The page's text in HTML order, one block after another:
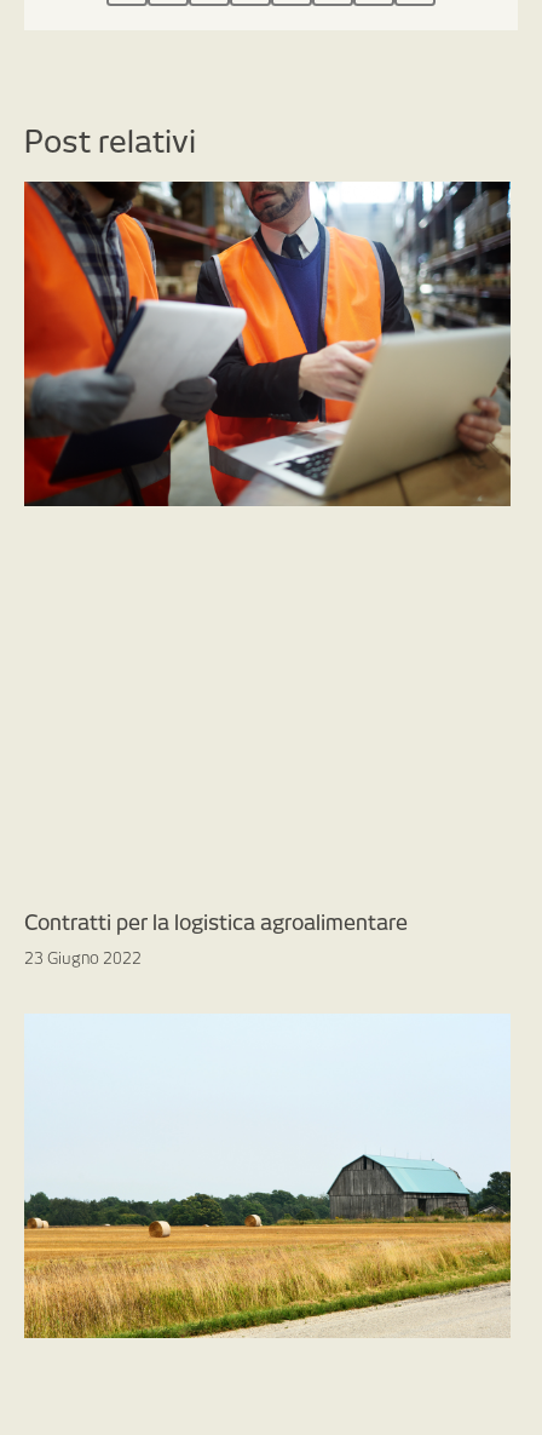
Post relativi
Contratti per la logistica agroalimentare
23 Giugno 2022